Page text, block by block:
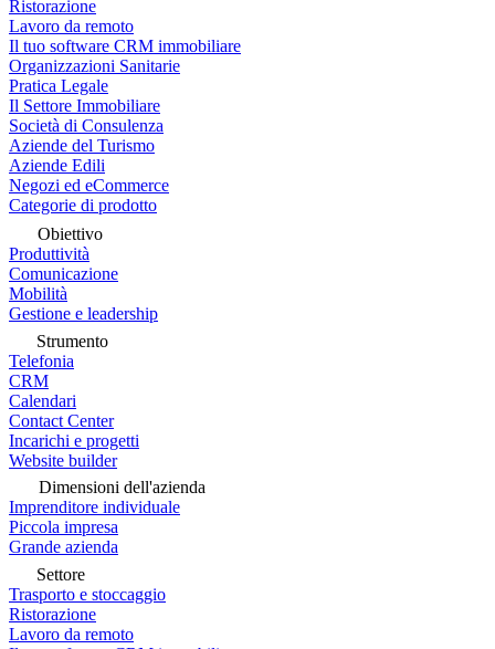
Ristorazione
Lavoro da remoto
Il tuo software CRM immobiliare
Organizzazioni Sanitarie
Pratica Legale
Il Settore Immobiliare
Società di Consulenza
Aziende del Turismo
Aziende Edili
Negozi ed eCommerce
Categorie di prodotto
Obiettivo
Produttività
Comunicazione
Mobilità
Gestione e leadership
Strumento
Telefonia
CRM
Calendari
Contact Center
Incarichi e progetti
Website builder
Dimensioni dell'azienda
Imprenditore individuale
Piccola impresa
Grande azienda
Settore
Trasporto e stoccaggio
Ristorazione
Lavoro da remoto